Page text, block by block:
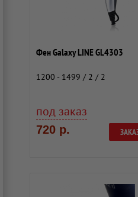
Фен Galaxy LINE GL4303
1200 - 1499 / 2 / 2
под заказ
720 р.